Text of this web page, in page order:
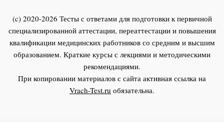
(c) 2020-2026 Тесты с ответами для подготовки к первичной
специализированной аттестации, переаттестации и повышения
квалификации медицинских работников со средним и высшим
образованием. Краткие курсы с лекциями и методическими
рекомендациями.
При копировании материалов с сайта активная ссылка на
Vrach-Test.ru обязательна.